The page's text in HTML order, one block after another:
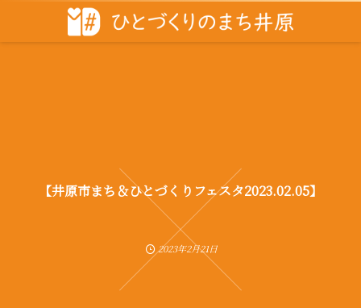
【井原市まち＆ひとづくりフェスタ2023.02.05】
2023年2月21日